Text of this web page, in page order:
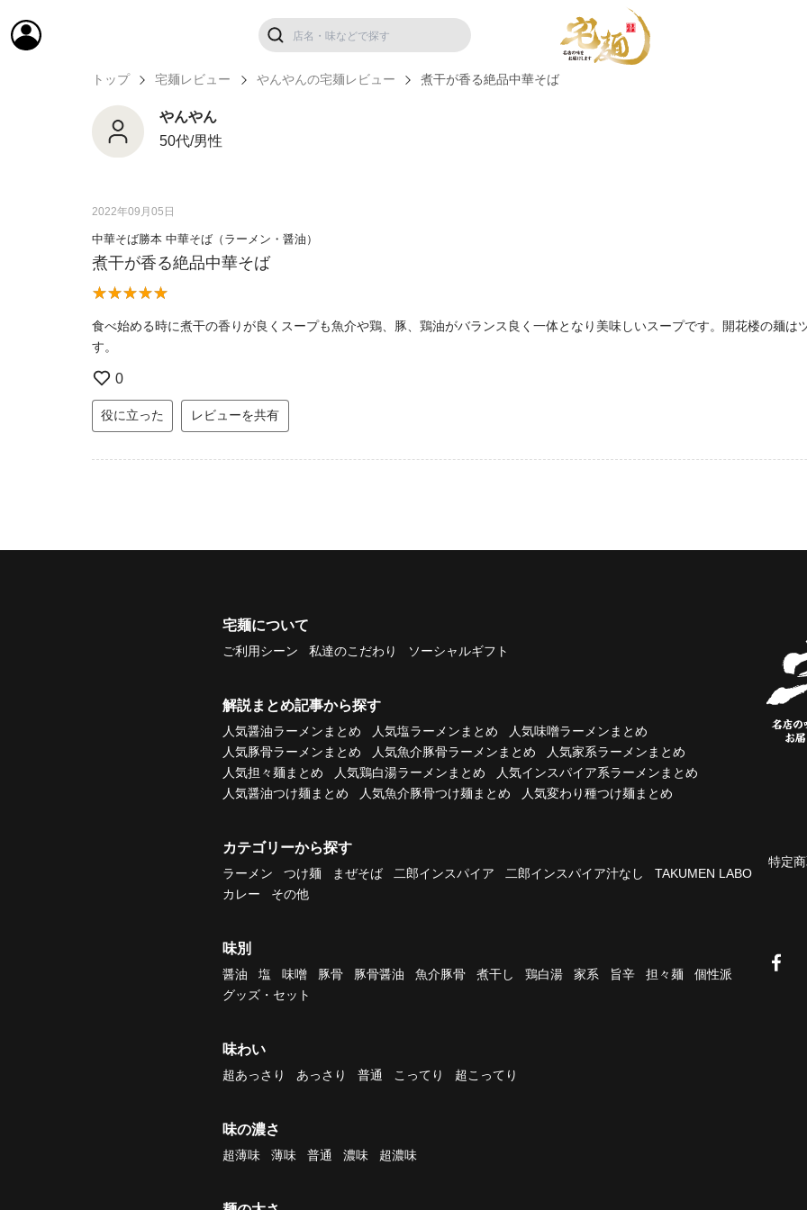
トップ 宅麺レビュー やんやんの宅麺レビュー 煮干が香る絶品中華そば
やんやん
50代/男性
2022年09月05日
中華そば勝本 中華そば（ラーメン・醤油）
煮干が香る絶品中華そば
食べ始める時に煮干の香りが良くスープも魚介や鶏、豚、鶏油がバランス良く一体となり美味しいスープです。開花楼の麺
す。
0
役に立った レビューを共有
宅麺について
ご利用シーン 私達のこだわり ソーシャルギフト
解説まとめ記事から探す
人気醤油ラーメンまとめ 人気塩ラーメンまとめ
人気味噌ラーメンまとめ
人気豚骨ラーメンまとめ
人気魚介豚骨ラーメンまとめ
人気家系ラーメンまとめ
人気担々麺まとめ
人気鶏白湯ラーメンまとめ
人気インスパイア系ラーメンまとめ
人気醤油つけ麺まとめ
人気魚介豚骨つけ麺まとめ 人気変わり種つけ麺まとめ
カテゴリーから探す
ラーメン つけ麺 まぜそば 二郎インスパイア 二郎インスパイア汁なし
TAKUMEN LABO
カレー
その他
味別
醤油 塩 味噌 豚骨 豚骨醤油 魚介豚骨 煮干し 鶏白湯 家系 旨辛 担々麺
個性派
グッズ・セット
味わい
超あっさり あっさり 普通 こってり 超こってり
味の濃さ
超薄味 薄味 普通 濃味 超濃味
特定